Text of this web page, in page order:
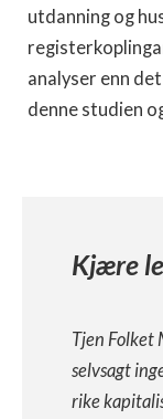
utdanning og
analyser enn
denne studien
Kjære
Tjen Folket
selvsagt
rike